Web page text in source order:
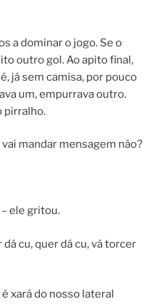
a dominar o jogo. Se o
outro gol. Ao apito final,
já sem camisa, por pouco
um, empurrava outro.
pirralho.
mandar mensagem não?
ele gritou.
cu, quer dá cu, vá torcer
xará do nosso lateral